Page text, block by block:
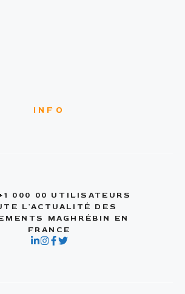
INFO
000 00 UTILISATEURS
L'ACTUALITÉ DES
MAGHRÉBIN EN
FRANCE